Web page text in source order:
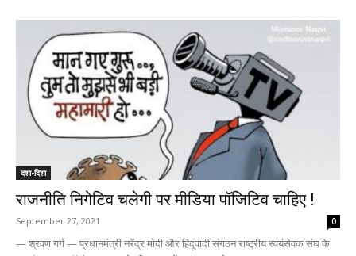
दशा-दिशा
राजनीति निगेटिव चलेगी पर मीडिया पॉजिटिव चाहिए !
September 27, 2021 0
— श्रवण गर्ग — प्रधानमंत्री नरेंद्र मोदी और हिंदूवादी संगठन राष्ट्रीय स्वयंसेवक संघ के